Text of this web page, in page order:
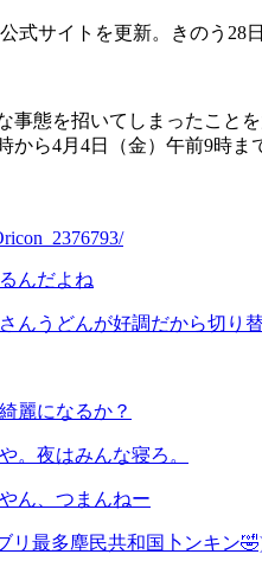
式サイトを更新。きのう28
事態を招いてしまったこと
から4月4日（金）午前9時
んだよね
んうどんが好調だから切り
麗になるか？
。夜はみんな寝ろ。
ん、つまんねー
リ最多塵民共和国卜ンキン